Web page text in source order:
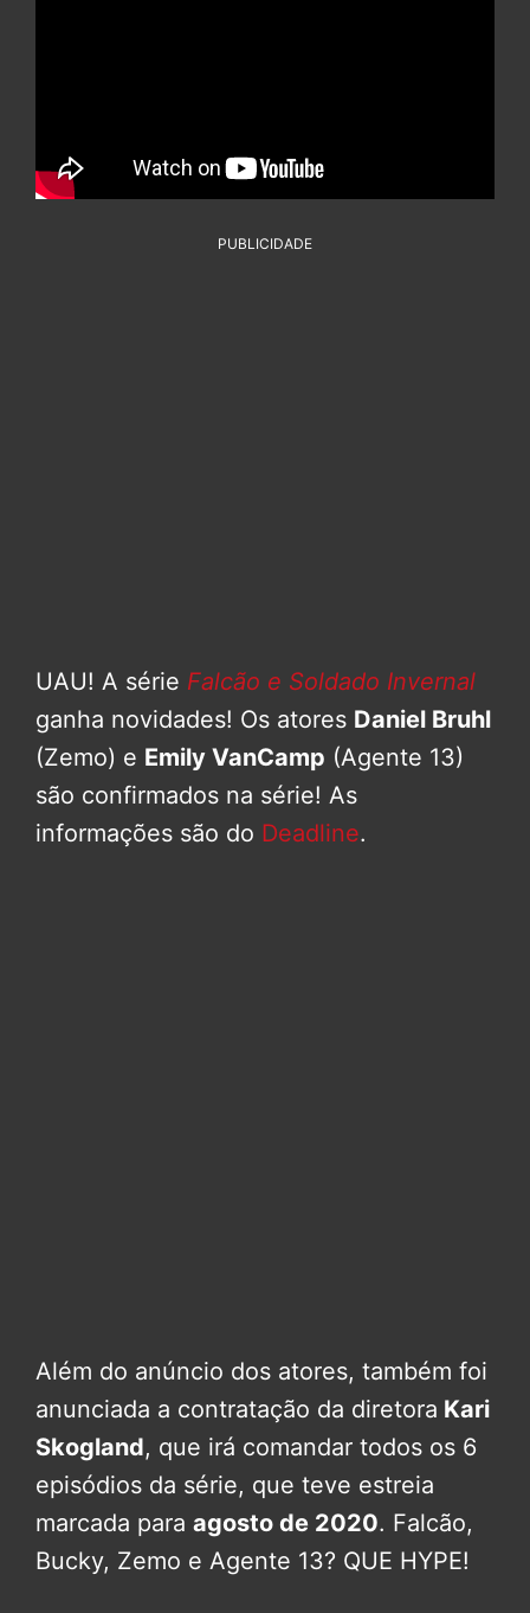
PUBLICIDADE
UAU! A série Falcão e Soldado Invernal
ganha novidades! Os atores Daniel Bruhl
(Zemo) e Emily VanCamp (Agente 13)
são confirmados na série! As
informações são do Deadline.
Além do anúncio dos atores, também foi
anunciada a contratação da diretora Kari
Skogland, que irá comandar todos os 6
episódios da série, que teve estreia
marcada para agosto de 2020. Falcão,
Bucky, Zemo e Agente 13? QUE HYPE!